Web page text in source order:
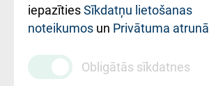
iestādes kods
010000234
Maksas
iepazītiesSīkdatņu lietošanas
noteikumos un Privātuma atrunā
Obligātās sīkdatnes